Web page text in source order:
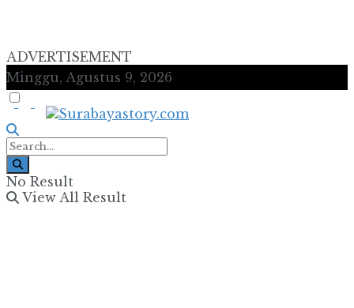
ADVERTISEMENT
Minggu, Agustus 9, 2026
No Result
View All Result